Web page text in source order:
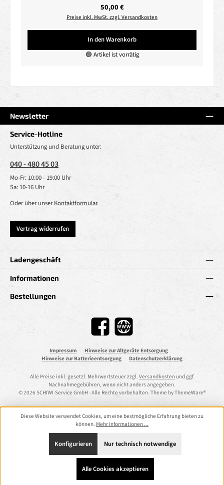
Regulärer Preis:
50,00 €
Preise inkl. MwSt. zzgl. Versandkosten
In den Warenkorb
🟢 Artikel ist vorrätig
Newsletter
Service-Hotline
Unterstützung und Beratung unter:
040 - 480 45 03
Mo-Fr: 10:00 - 19:00 Uhr
Sa: 10-16 Uhr
Oder über unserKontaktformular.
Vertrag widerrufen
Ladengeschäft
Informationen
Bestellungen
Facebook Website
Impressum
Hinweise zur Altgeräte Entsorgung
Hinweise zur Batterieentsorgung
Datenschutzerklärung
Alle Preise inkl. gesetzl. Mehrwertsteuer zzgl. Versandkostenund ggf.
Nachnahmegebühren, wenn nicht anders angegeben.
© 2026 SCHIWI-Service GmbH - Alle Rechte vorbehalten. Theme byThemeWare®
Diese Website verwendet Cookies, um eine bestmögliche Erfahrung bieten zu
können. Mehr Informationen ...
Nur technisch notwendige
Konfigurieren
Alle Cookies akzeptieren